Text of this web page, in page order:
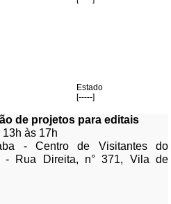
Estado
[-----]
de projetos para editais
às 17h
- Centro de Visitantes do
- Rua Direita, n° 371, Vila de